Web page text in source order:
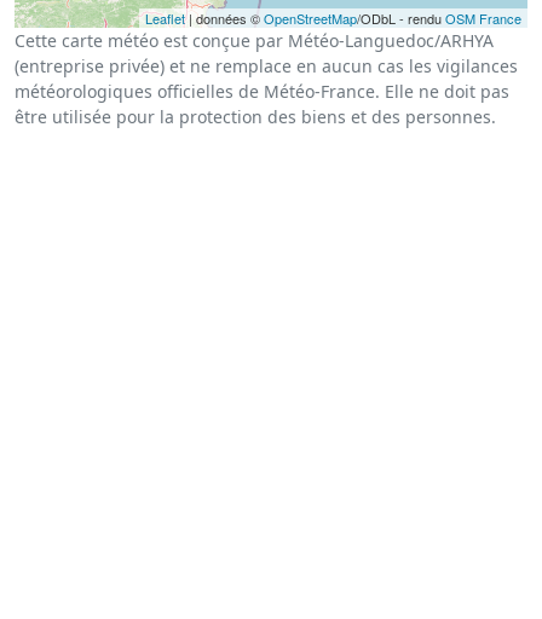
Leaflet| données ©OpenStreetMap/ODbL - renduOSM France
Cette carte météo est conçue par Météo-Languedoc/ARHYA
(entreprise privée) et ne remplace en aucun cas les vigilances
météorologiques officielles de Météo-France. Elle ne doit pas
être utilisée pour la protection des biens et des personnes.